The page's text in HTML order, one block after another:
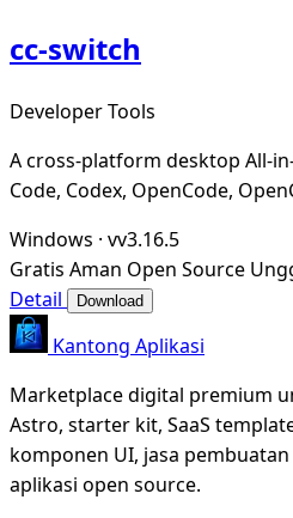
cc-switch
Developer Tools
A cross-platform desktop All-
Code, Codex, OpenCode,
Windows · vv3.16.5
Gratis Aman Open Source
Detail
Download
Kantong Aplikasi
Marketplace digital premium
Astro, starter kit, SaaS
komponen UI, jasa
aplikasi open source.